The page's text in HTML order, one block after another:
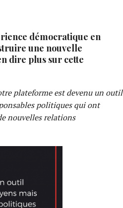
démocratique en
une nouvelle
dire plus sur cette
plateforme est devenu un outil
politiques qui ont
nouvelles relations